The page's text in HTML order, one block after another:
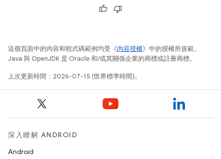
這個頁面中的內容和程式碼範例均受《內容授權》中的授權所規範。
Java 與 OpenJDK 是 Oracle 和/或其關係企業的商標或註冊商標。
上次更新時間：2026-07-15 (世界標準時間)。
深入瞭解 ANDROID
Android